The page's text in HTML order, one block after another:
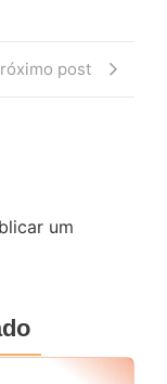
post
um